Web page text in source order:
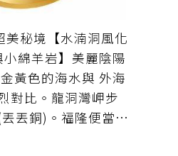
美秘境【水湳洞風化
綿羊岩】美麗陰陽
黃色的海水與 外海
對比。龍洞灣岬步
丟銅)。福隆便當
保險＝500元